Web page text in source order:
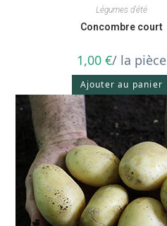
Légumes d'été
Concombre court
1,00 €/ la pièce
Ajouter au panier